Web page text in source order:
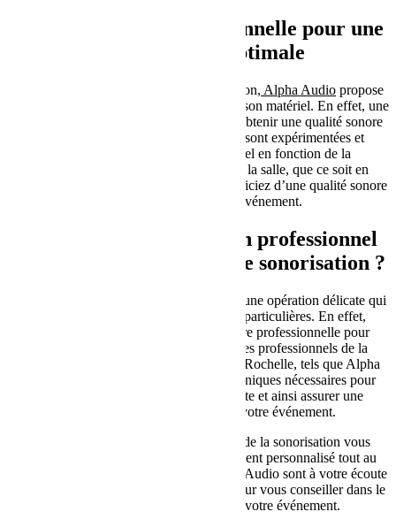
Une installation professionnelle pour une
qualité sonore optimale
Outre la location de matériel de sonorisation, Alpha Audio propose
également l’installation professionnelle de son matériel. En effet, une
installation adéquate est essentielle pour obtenir une qualité sonore
optimale. Les équipes d’Alpha Audio sont expérimentées et
qualifiées pour installer votre matériel en fonction de la
configuration de votre événement et de la salle, que ce soit en
intérieur ou en extérieur. Ainsi, vous bénéficiez d’une qualité sonore
exceptionnelle pour votre événement.
Pourquoi faire appel à un professionnel
pour l’installation de votre sonorisation ?
La mise en place d’un système sonore est une opération délicate qui
nécessite des compétences techniques particulières. En effet,
l’installation doit être réalisée de manière professionnelle pour
garantir une qualité sonore optimale. Les professionnels de la
location de matériel de sonorisation à La Rochelle, tels que Alpha
Audio, possèdent les connaissances techniques nécessaires pour
installer le matériel de manière adéquate et ainsi assurer une
diffusion sonore de qualité pour votre événement.
De plus, faire appel à un professionnel de la sonorisation vous
permet de bénéficier d’un accompagnement personnalisé tout au
long de votre projet. Les équipes d’Alpha Audio sont à votre écoute
pour répondre à toutes vos questions et pour vous conseiller dans le
choix du matériel le plus adapté à votre événement.